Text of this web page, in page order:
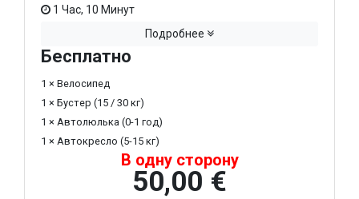
1 Час, 10 Минут
Подробнее
Бесплатно
1 × Велосипед
1 × Бустер (15 / 30 кг)
1 × Автолюлька (0-1 год)
1 × Автокресло (5-15 кг)
В одну сторону
50,00 €